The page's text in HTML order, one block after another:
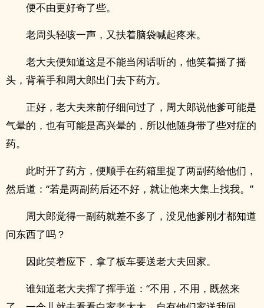
便不由更好奇了些。
老周头轻咳一声，又扶着脑袋喊起疼来。
老大夫便知道这是不能当闲话听的，他笑着摇了摇
头，背着手和周大郎出门去下药方。
正好，老大夫来前仔细问过了，周大郎说他爹可能是
气晕的，也有可能是高兴晕的，所以他随身带了些对症的
药。
此时开了药方，便顺手在药箱里捉了两副药给他们，
然后道：“若是两副药后还不好，就让他来大集上找我。”
周大郎觉得一副药就差不多了，没见他爹刚才都知道
问东西了吗？
因此笑着应下，拿了板车要送老大夫回家。
谁知道老大夫挥了挥手道：“不用，不用，既然来